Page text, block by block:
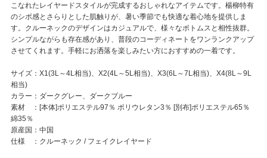
こなれたレイヤードスタイルが完成するおしゃれなアイテムです。楊柳特有
のシボ感とさらりとした肌触りが、暑い季節でも快適な着心地を提供しま
す。クルーネックのデザインはカジュアルで、様々なボトムスと相性抜群。
シンプルながらも存在感があり、普段のコーディネートをワンランクアップ
させてくれます。手軽にお洒落を楽しみたい方におすすめの一着です。
サイズ：X1(3L～4L相当)、X2(4L～5L相当)、X3(6L～7L相当)、X4(8L～9L
相当)
カラー：ダークグレー、ダークブルー
素材 ：[本体]ポリエステル97％ ポリウレタン3％ [別布]ポリエステル65％
綿35％
原産国：中国
仕様 ：クルーネック / フェイクレイヤード